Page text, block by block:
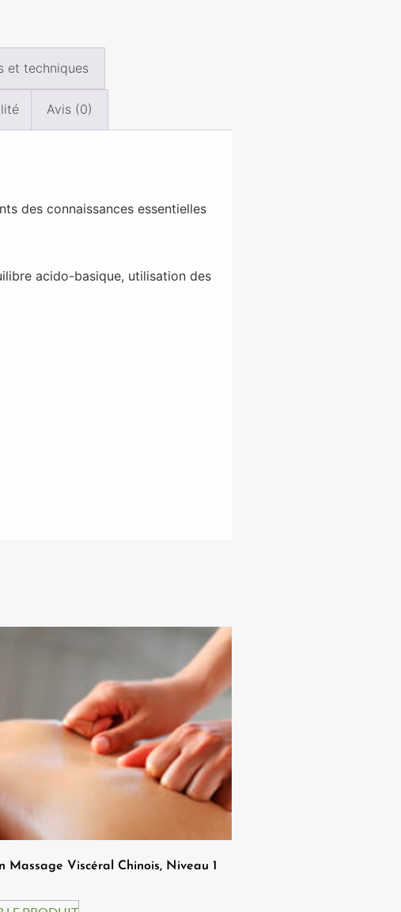
et techniques
Avis (0)
des connaissances essentielles
acido-basique, utilisation des
Massage Viscéral Chinois, Niveau 1